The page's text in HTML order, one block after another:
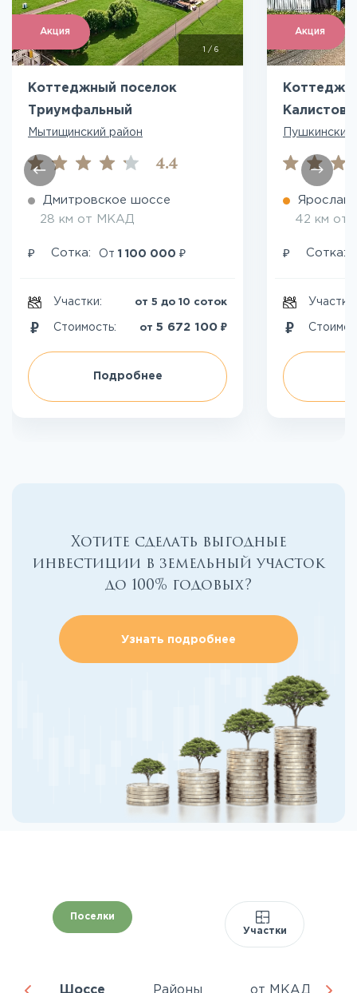
Акция
1 / 6
Коттеджный поселок
Триумфальный
Мытищинский район
4.4
Дмитровское шоссе
28 км от МКАД
₽ Сотка: От 1 100 000 ₽
Участки: от 5 до 10 соток
Стоимость: от 5 672 100 ₽
Подробнее
Акция
Калистово
Пушкинский
42 км от
₽ Сотка:
Участки:
Хотите сделать выгодные
инвестиции в земельный участок
до 100% годовых?
Узнать подробнее
Поселки
Участки
Шоссе Районы от МКАД